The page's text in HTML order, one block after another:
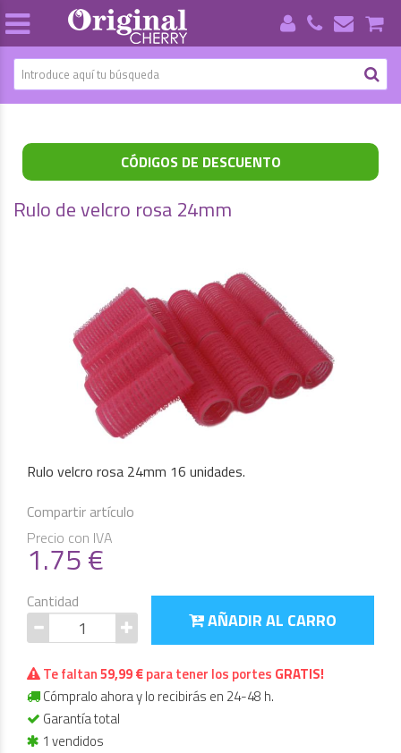
CÓDIGOS DE DESCUENTO
Rulo de velcro rosa 24mm
Rulo velcro rosa 24mm 16 unidades.
Compartir artículo
Precio con IVA
1.75€
Cantidad
AÑADIR AL CARRO
Te faltan59,99 €para tener los portes GRATIS!
Cómpralo ahora y lo recibirás en 24-48 h.
Garantía total
1 vendidos